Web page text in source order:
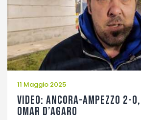
11 Maggio 2025
VIDEO: Ancora-Ampezzo
Omar D’Agaro